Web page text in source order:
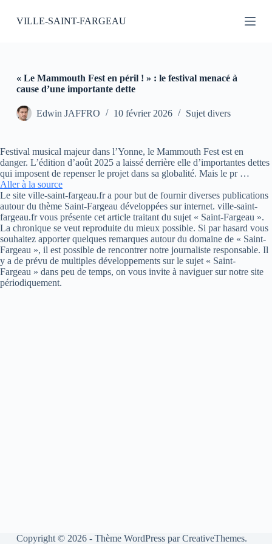
u
o
n
u
VILLE-SAINT-FARGEAU
« Le Mammouth Fest en péril ! » : le festival menacé à
cause d’une importante dette
Edwin JAFFRO 10 février 2026 Sujet divers
Festival musical majeur dans l’Yonne, le Mammouth Fest est en
danger. L’édition d’août 2025 a laissé derrière elle d’importantes dettes
qui imposent de repenser le projet dans sa globalité. Mais le pr …
Aller à la source
Le site ville-saint-fargeau.fr a pour but de fournir diverses publications
autour du thème Saint-Fargeau développées sur internet. ville-saint-
fargeau.fr vous présente cet article traitant du sujet « Saint-Fargeau ».
La chronique se veut reproduite du mieux possible. Si par hasard vous
souhaitez apporter quelques remarques autour du domaine de « Saint-
Fargeau », il est possible de rencontrer notre journaliste responsable. Il
y a de prévu de multiples développements sur le sujet « Saint-
Fargeau » dans peu de temps, on vous invite à naviguer sur notre site
périodiquement.
Copyright © 2026 - Thème WordPress parCreativeThemes.